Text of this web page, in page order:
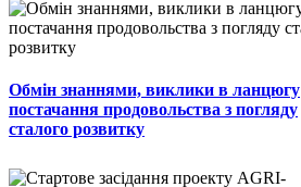
Обмін знаннями, виклики в ланцюгу
постачання продовольства з погляду
сталого розвитку